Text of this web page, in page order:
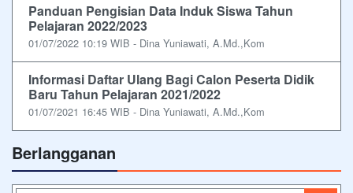
Panduan Pengisian Data Induk Siswa Tahun
Pelajaran 2022/2023
01/07/2022 10:19 WIB - Dina Yuniawati, A.Md.,Kom
Informasi Daftar Ulang Bagi Calon Peserta Didik
Baru Tahun Pelajaran 2021/2022
01/07/2021 16:45 WIB - Dina Yuniawati, A.Md.,Kom
Berlangganan